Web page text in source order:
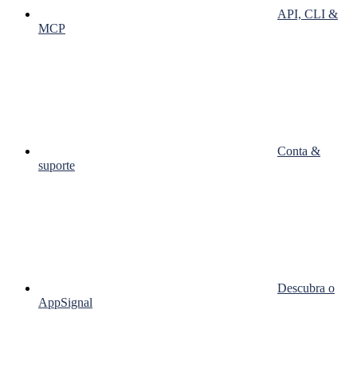
API, CLI &
MCP
Conta &
suporte
Descubra o
AppSignal